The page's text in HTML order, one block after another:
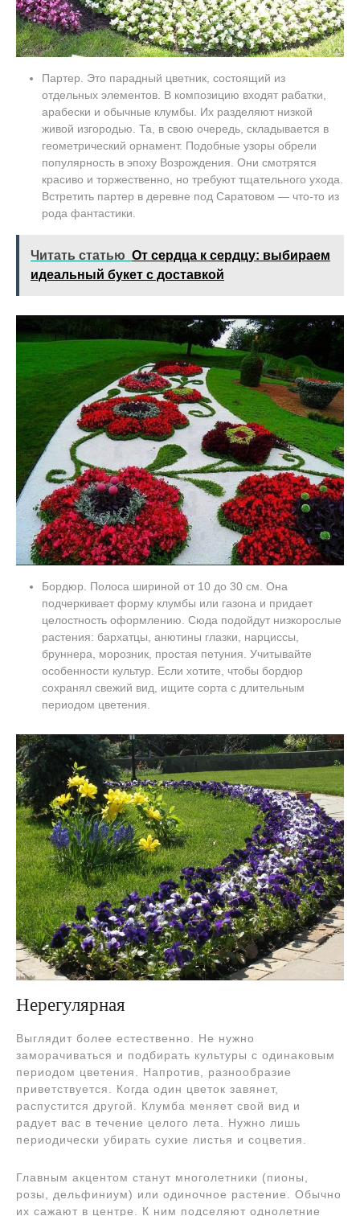
Партер. Это парадный цветник, состоящий из
отдельных элементов. В композицию входят рабатки,
арабески и обычные клумбы. Их разделяют низкой
живой изгородью. Та, в свою очередь, складывается в
геометрический орнамент. Подобные узоры обрели
популярность в эпоху Возрождения. Они смотрятся
красиво и торжественно, но требуют тщательного ухода.
Встретить партер в деревне под Саратовом — что-то из
рода фантастики.
Читать статью От сердца к сердцу: выбираем
идеальный букет с доставкой
Бордюр. Полоса шириной от 10 до 30 см. Она
подчеркивает форму клумбы или газона и придает
целостность оформлению. Сюда подойдут низкорослые
растения: бархатцы, анютины глазки, нарциссы,
бруннера, морозник, простая петуния. Учитывайте
особенности культур. Если хотите, чтобы бордюр
сохранял свежий вид, ищите сорта с длительным
периодом цветения.
Нерегулярная
Выглядит более естественно. Не нужно
заморачиваться и подбирать культуры с одинаковым
периодом цветения. Напротив, разнообразие
приветствуется. Когда один цветок завянет,
распустится другой. Клумба меняет свой вид и
радует вас в течение целого лета. Нужно лишь
периодически убирать сухие листья и соцветия.
Главным акцентом станут многолетники (пионы,
розы, дельфиниум) или одиночное растение. Обычно
их сажают в центре. К ним подселяют однолетние